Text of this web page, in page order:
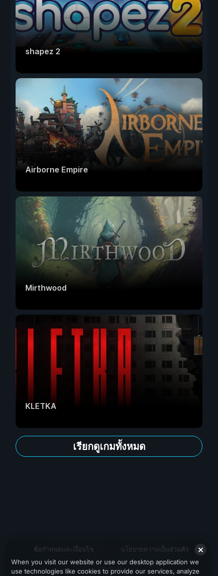
shapez 2
Airborne Empire
Mirthwood
KLETKA
เรียกดูเกมทั้งหมด
ข้อกำหนดและเงื่อนไข นโยบายความเป็นส่วนตัว
สนับสนุน
When you visit our website or use our desktop application we
use technologies like cookies to provide our services, analyze